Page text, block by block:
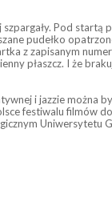
Pod
pudełko
z zapisanym
płaszcz. I że
i jazzie można
festiwalu filmów
Uniwersytetu